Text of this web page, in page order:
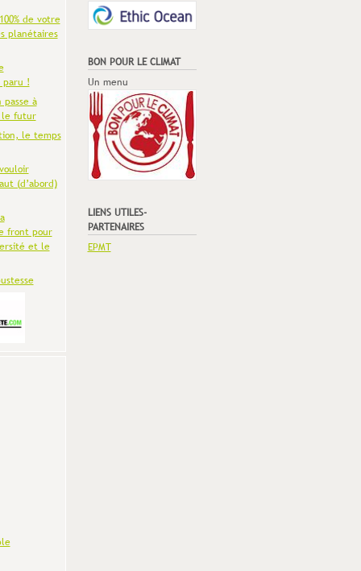
de votre
planétaires
paru !
passe à
le futur
le temps
(d’abord)
front pour
et le
BON POUR LE CLIMAT
Un menu
LIENS UTILES-
PARTENAIRES
EPMT